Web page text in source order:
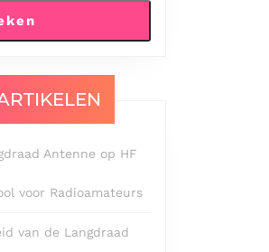
Antenne op HF
voor Radioamateurs
van de Langdraad